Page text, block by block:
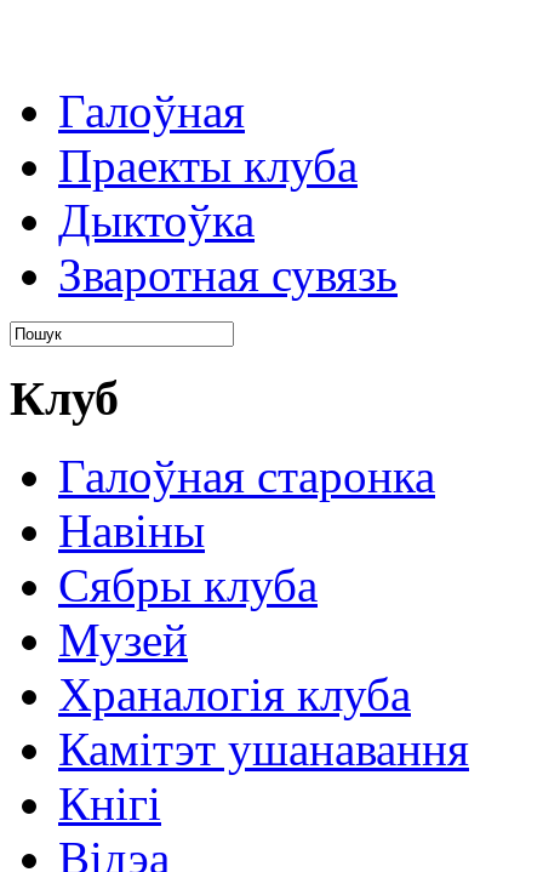
Галоўная
Праекты клуба
Дыктоўка
Зваротная сувязь
Клуб
Галоўная старонка
Навіны
Сябры клуба
Музей
Храналогія клуба
Камітэт ушанавання
Кнігі
Відэа